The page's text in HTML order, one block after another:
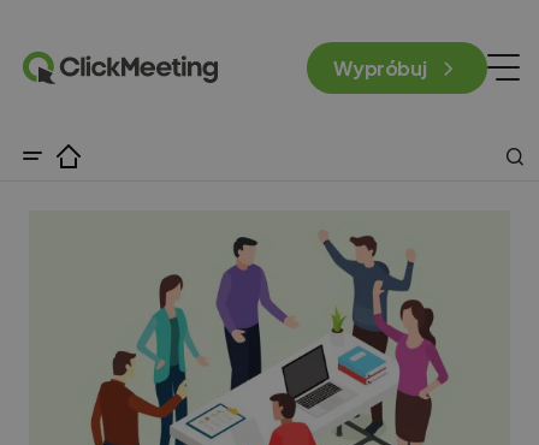
Wypróbuj